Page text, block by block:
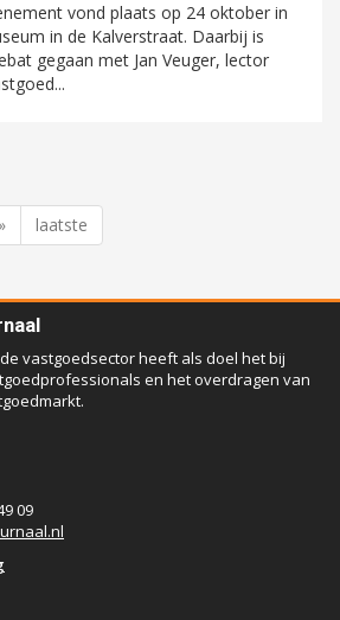
vond plaats op 24 oktober in
in de Kalverstraat. Daarbij is
gegaan met Jan Veuger, lector
» laatste
vastgoedsector heeft als doel het bij
en het overdragen van
09